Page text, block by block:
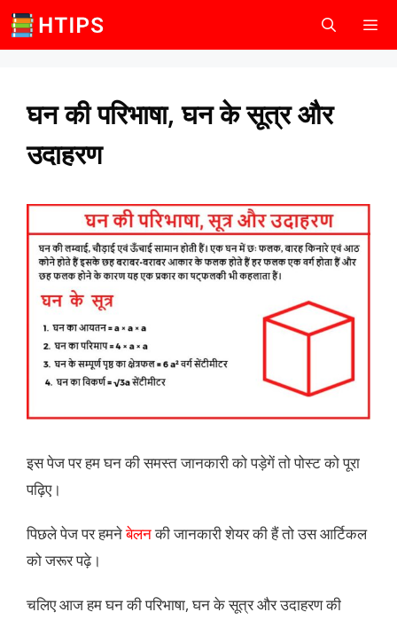
Skip
to
घन की परिभाषा, घन के सूत्र और
उदाहरण
इस पेज पर हम घन की समस्त जानकारी को पड़ेगें तो पोस्ट को पूरा
पढ़िए।
पिछले पेज पर हमनेबेलनकी जानकारी शेयर की हैं तो उस आर्टिकल
को जरूर पढ़े।
चलिए आज हम घन की परिभाषा, घन के सूत्र और उदाहरण की